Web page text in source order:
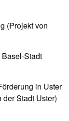
(Projekt von
Stadt
in Uster
Stadt Uster)